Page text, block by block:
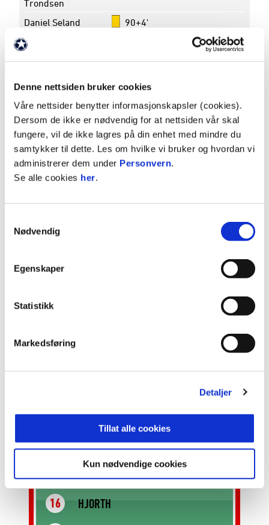
Denne nettsiden bruker cookies
Våre nettsider benytter informasjonskapsler (cookies).
Dersom de ikke er nødvendig for at nettsiden vår skal
fungere, vil de ikke lagres på din enhet med mindre du
samtykker til dette. Les om hvilke vi bruker og hvordan vi
administrerer dem under Personvern.
Se alle cookies her.
Nødvendig
Egenskaper
Statistikk
Markedsføring
Detaljer
Tillat alle cookies
Kun nødvendige cookies
Trondsen
90+4'
Daniel Seland
Karlsbakk
Amin Mimoun
Turnering
Eliteserien - 2025
Rundenummer
26
Dato
25. oktober 2025
Avspark
18:00
Pauseresultat
2 - 0
Sluttresultat
P
17
15
15
13
5 BERGLIE
42
16 HJORTH